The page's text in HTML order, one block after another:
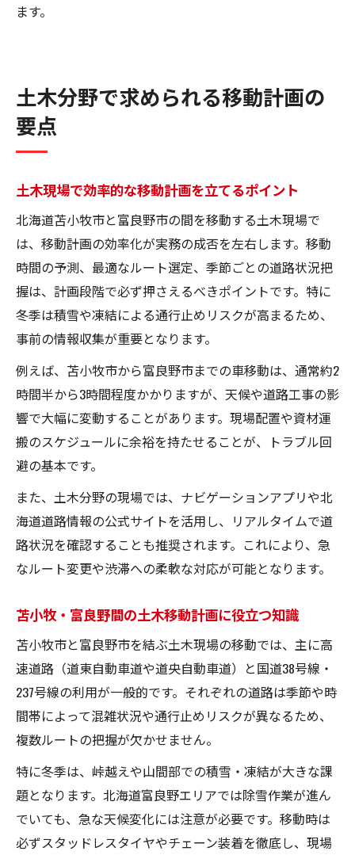
ます。
土木分野で求められる移動計画の
要点
土木現場で効率的な移動計画を立てるポイント
北海道苫小牧市と富良野市の間を移動する土木現場で
は、移動計画の効率化が実務の成否を左右します。移動
時間の予測、最適なルート選定、季節ごとの道路状況把
握は、計画段階で必ず押さえるべきポイントです。特に
冬季は積雪や凍結による通行止めリスクが高まるため、
事前の情報収集が重要となります。
例えば、苫小牧市から富良野市までの車移動は、通常約2
時間半から3時間程度かかりますが、天候や道路工事の影
響で大幅に変動することがあります。現場配置や資材運
搬のスケジュールに余裕を持たせることが、トラブル回
避の基本です。
また、土木分野の現場では、ナビゲーションアプリや北
海道道路情報の公式サイトを活用し、リアルタイムで道
路状況を確認することも推奨されます。これにより、急
なルート変更や渋滞への柔軟な対応が可能となります。
苫小牧・富良野間の土木移動計画に役立つ知識
苫小牧市と富良野市を結ぶ土木現場の移動では、主に高
速道路（道東自動車道や道央自動車道）と国道38号線・
237号線の利用が一般的です。それぞれの道路は季節や時
間帯によって混雑状況や通行止めリスクが異なるため、
複数ルートの把握が欠かせません。
特に冬季は、峠越えや山間部での積雪・凍結が大きな課
題となります。北海道富良野エリアでは除雪作業が進ん
でいても、急な天候変化には注意が必要です。移動時は
必ずスタッドレスタイヤやチェーン装着を徹底し、現場